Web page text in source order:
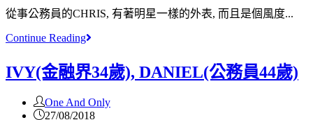
從事公務員的CHRIS, 有著明星一樣的外表, 而且是個風度...
Continue Reading
IVY(金融界34歲), DANIEL(公務員44歲)
One And Only
27/08/2018